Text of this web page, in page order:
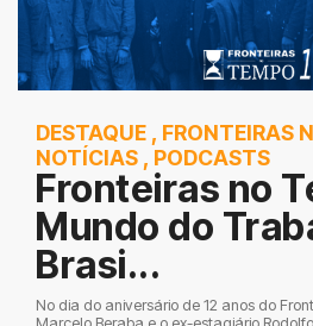
DESTAQUE , FRONTEIRAS
NOTÍCIAS , PODCASTS
Fronteiras no
Mundo do
Brasi...
No dia do aniversário de 12 anos do